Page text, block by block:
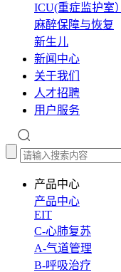
ICU(重症监护室）
麻醉保障与恢复
新生儿
新闻中心
关于我们
人才招聘
用户服务
产品中心
产品中心
EIT
C-心肺复苏
A-气道管理
B-呼吸治疗